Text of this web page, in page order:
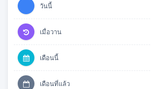
วันนี้
เมื่อวาน
เดือนนี้
เดือนที่แล้ว